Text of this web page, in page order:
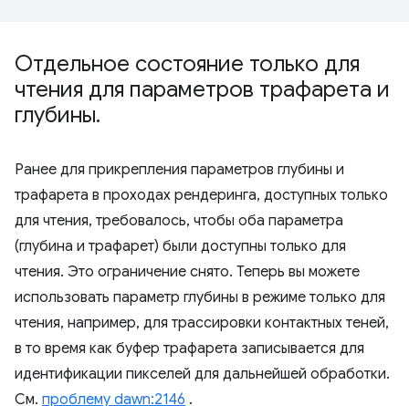
Отдельное состояние только для
чтения для параметров трафарета и
глубины.
Ранее для прикрепления параметров глубины и
трафарета в проходах рендеринга, доступных только
для чтения, требовалось, чтобы оба параметра
(глубина и трафарет) были доступны только для
чтения. Это ограничение снято. Теперь вы можете
использовать параметр глубины в режиме только для
чтения, например, для трассировки контактных теней,
в то время как буфер трафарета записывается для
идентификации пикселей для дальнейшей обработки.
См. проблему dawn:2146 .